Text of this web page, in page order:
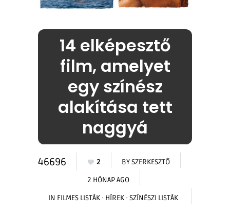
14 elképesztő
film, amelyet
egy színész
alakítása tett
naggyá
46696 2 BYSZERKESZTŐ
2 HÓNAP AGO
IN FILMES LISTÁK · HÍREK · SZÍNÉSZI LISTÁK